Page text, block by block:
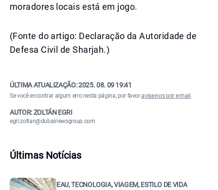
moradores locais está em jogo.
(Fonte do artigo: Declaração da Autoridade de
Defesa Civil de Sharjah.)
ÚLTIMA ATUALIZAÇÃO:2025. 08. 09 19:41
Se você encontrar algum erro nesta página, por favoravise-nos por e-mail .
AUTOR: ZOLTÁN EGRI
egri.zoltan@dubainewsgroup.com
Últimas Notícias
EAU, TECNOLOGIA, VIAGEM, ESTILO DE VIDA